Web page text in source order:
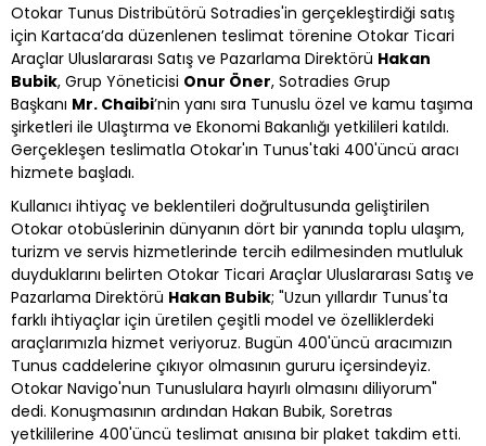
Otokar Tunus Distribütörü Sotradies'in gerçekleştirdiği satış
için Kartaca’da düzenlenen teslimat törenine Otokar Ticari
Araçlar Uluslararası Satış ve Pazarlama Direktörü Hakan
Bubik, Grup Yöneticisi Onur Öner, Sotradies Grup
Başkanı Mr. Chaibi’nin yanı sıra Tunuslu özel ve kamu taşıma
şirketleri ile Ulaştırma ve Ekonomi Bakanlığı yetkilileri katıldı.
Gerçekleşen teslimatla Otokar'ın Tunus'taki 400'üncü aracı
hizmete başladı.
Kullanıcı ihtiyaç ve beklentileri doğrultusunda geliştirilen
Otokar otobüslerinin dünyanın dört bir yanında toplu ulaşım,
turizm ve servis hizmetlerinde tercih edilmesinden mutluluk
duyduklarını belirten Otokar Ticari Araçlar Uluslararası Satış ve
Pazarlama Direktörü Hakan Bubik; "Uzun yıllardır Tunus'ta
farklı ihtiyaçlar için üretilen çeşitli model ve özelliklerdeki
araçlarımızla hizmet veriyoruz. Bugün 400'üncü aracımızın
Tunus caddelerine çıkıyor olmasının gururu içersindeyiz.
Otokar Navigo'nun Tunuslulara hayırlı olmasını diliyorum"
dedi. Konuşmasının ardından Hakan Bubik, Soretras
yetkililerine 400'üncü teslimat anısına bir plaket takdim etti.